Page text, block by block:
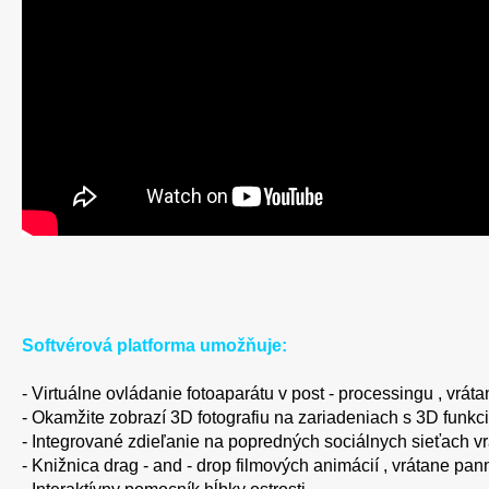
Softvérová platforma umožňuje:
- Virtuálne ovládanie fotoaparátu v post - processingu ,
- Okamžite zobrazí 3D fotografiu na zariadeniach s 3D
- Integrované zdieľanie na popredných sociálnych sieťach
- Knižnica drag - and - drop filmových animácií , vrátane